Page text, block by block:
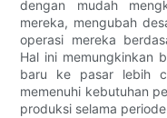
dengan mudah
mereka, mengubah
operasi mereka
Hal ini memungkinkan
baru ke pasar lebih
memenuhi kebutuhan
produksi selama